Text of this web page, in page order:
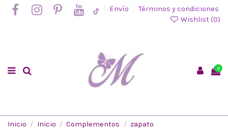
Envío
Términos y condiciones
Wishlist (0)
0
Inicio Inicio Complementos zapato